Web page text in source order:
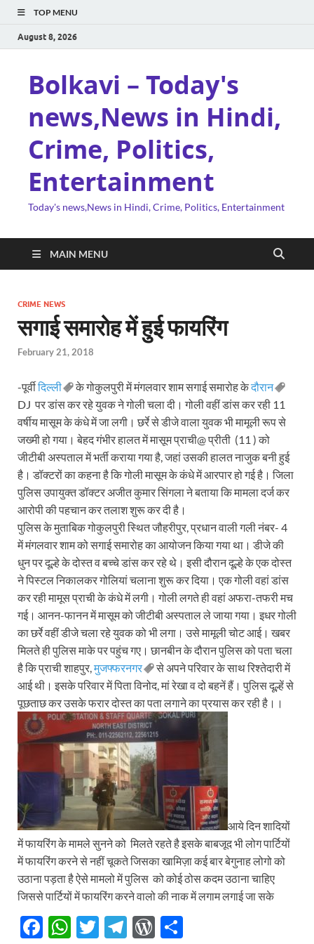
TOP MENU
August 8, 2026
Bolkavi – Today's
news,News in Hindi,
Crime, Politics,
Entertainment
Today's news,News in Hindi, Crime, Politics, Entertainment
MAIN MENU
CRIME NEWS
सगाई समारोह में हुई फायरिंग
February 21, 2018
-पूर्वीदिल्ली के गोकुलपुरी में मंगलवार शाम सगाई समारोह केदौरान
DJ पर डांस कर रहे युवक ने गोली चला दी। गोली वहीं डांस कर रही 11
वर्षीय मासूम के कंधे में जा लगी। छर्रे से डीजे वाला युवक भी मामूली रूप से
जख्मी हो गया। बेहद गंभीर हालत में मासूम प्राची@ प्रीती (11 ) को
जीटीबी अस्पताल में भर्ती कराया गया है, जहां उसकी हालत नाजुक बनी हुई
है। डॉक्टरों का कहना है कि गोली मासूम के कंधे में आरपार हो गई है। जिला
पुलिस उपायुक्त डॉक्टर अजीत कुमार सिंगला ने बताया कि मामला दर्ज कर
आरोपी की पहचान कर तलाश शुरू कर दी है।
पुलिस के मुताबिक गोकुलपुरी स्थित जौहरीपुर, प्रधान वाली गली नंबर- 4
में मंगलवार शाम को सगाई समारोह का आयोजन किया गया था। डीजे की
धुन पर दूल्हे के दोस्त व बच्चे डांस कर रहे थे। इसी दौरान दूल्हे के एक दोस्त
ने पिस्टल निकालकर गोलियां चलाना शुरू कर दिया। एक गोली वहां डांस
कर रही मामूस प्राची के कंधे में लगी। गोली लगते ही वहां अफरा-तफरी मच
गई। आनन-फानन में मासूम को जीटीबी अस्पताल ले जाया गया। इधर गोली
का छर्रे वहीं डीजे चला रहे युवक को भी लगा। उसे मामूली चोट आई। खबर
मिलते ही पुलिस माके पर पहुंच गए। छानबीन के दौरान पुलिस को पता चला
है कि प्राची शाहपुर,मुजफ्फरनगर
से अपने परिवार के साथ रिश्तेदारी में
आई थी। इसके परिवार में पिता विनोद, मां रेखा व दो बहनें हैं। पुलिस दूल्हें से
पूछताछ कर उसके फरार दोस्त का पता लगाने का प्रयास कर रही है।।
आये दिन शादियों
में फायरिंग के मामले सुनने को मिलते रहते है इसके बाबजूद भी लोग पार्टियों
में फायरिंग करने से नहीं चूकते जिसका खामिज़ा कई बार बेगुनाह लोगो को
उठाना पड़ता है ऐसे मामलो में पुलिस को कोई ठोस कदम उठाना चाहिए
जिससे पार्टियों में फायरिंग करने वालो की नाक में लगाम लगाई जा सके
F
W T
T
W